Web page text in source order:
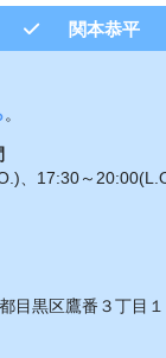
関本恭平
。
、17:30～
目黒区鷹番３丁目